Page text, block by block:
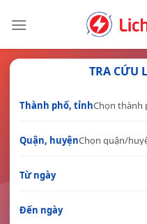
TRA CỨU
Thành phố, tỉnh
Quận, huyện
Từ ngày
Đến ngày